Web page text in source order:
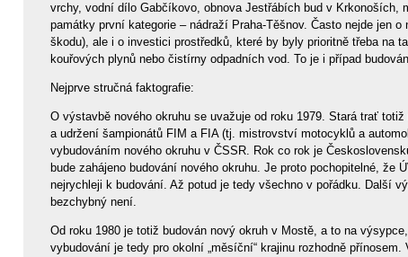
vrchy, vodní dílo Gabčíkovo, obnova Jestřábích bud v Krkonoších,
památky první kategorie – nádraží Praha-Těšnov. Často nejde jen
škodu), ale i o investici prostředků, které by byly prioritně třeba na
kouřových plynů nebo čistírny odpadních vod. To je i případ
Nejprve stručná faktografie:
O výstavbě nového okruhu se uvažuje od roku 1979. Stará trať
a udržení šampionátů FIM a FIA (tj. mistrovství motocyklů a
vybudováním nového okruhu v ČSSR. Rok co rok je
bude zahájeno budování nového okruhu. Je proto pochopitelné, že
nejrychleji k budování. Až potud je tedy všechno v pořádku. Další
bezchybný není.
Od roku 1980 je totiž budován nový okruh v Mostě, a to na
vybudování je tedy pro okolní „měsíční“ krajinu rozhodně